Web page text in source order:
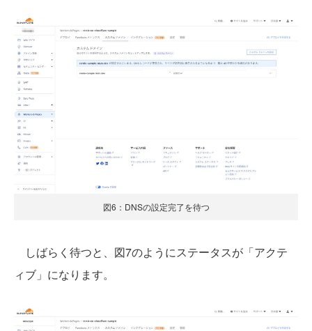
図6：DNSの設定完了を待つ
しばらく待つと、図7のようにステータスが「アクテ
ィブ」になります。